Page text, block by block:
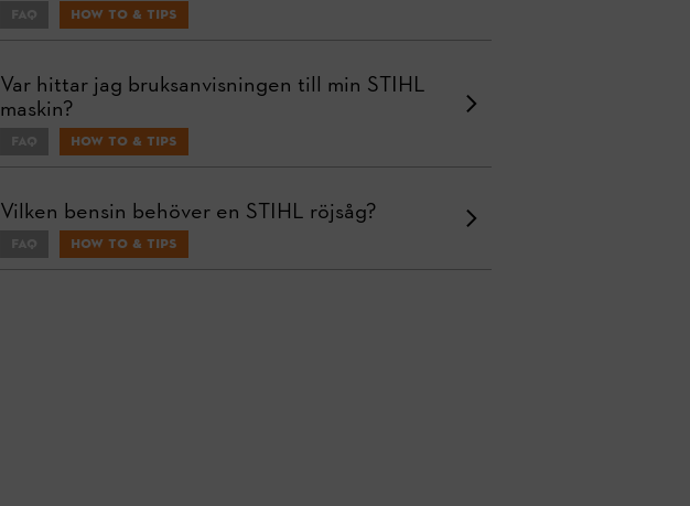
FAQ How To & Tips
Var hittar jag bruksanvisningen till min STIHL
maskin?
FAQ How To & Tips
Vilken bensin behöver en STIHL röjsåg?
FAQ How To & Tips